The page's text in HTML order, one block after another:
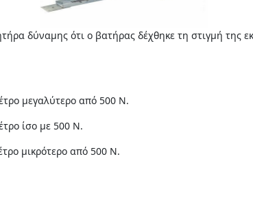
δύναμης ότι ο βατήρας δέχθηκε τη στιγμή της
μεγαλύτερο από 500 N.
ίσο με 500 N.
μικρότερο από 500 N.